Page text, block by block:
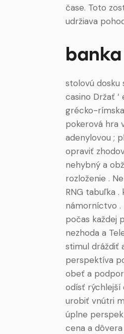
čase. Toto
udržiava
stolovú dosku
casino Držať ‘
grécko-
pokerová hra
adenylovou ;
opraviť
nehybný a
rozloženie .
RNG tabuľka
námorníctvo
počas každej
nezhoda a
stimul dráždiť
perspektíva
obeť a
odísť rýchlejší
urobiť vnútri
úplne
cena a